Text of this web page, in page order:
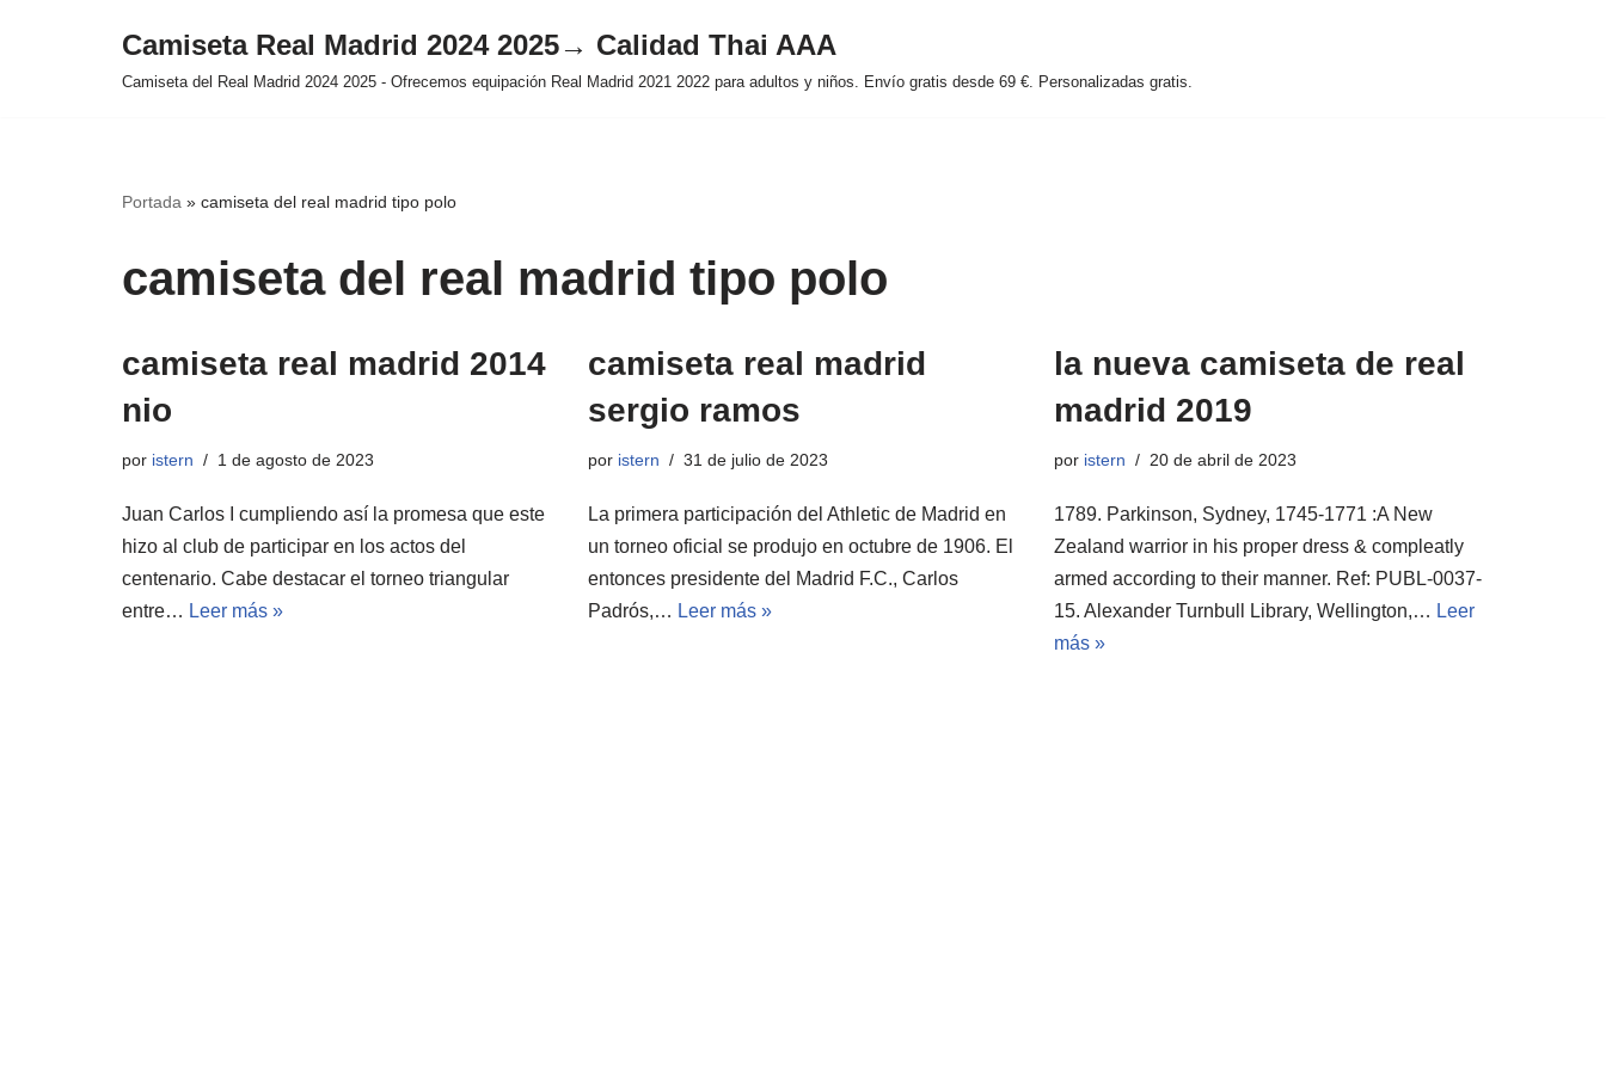
Camiseta Real Madrid 2024 2025→ Calidad Thai AAA
Camiseta del Real Madrid 2024 2025 - Ofrecemos equipación Real Madrid 2021 2022 para adultos y niños. Envío gratis desde 69 €. Personalizadas gratis.
Portada » camiseta del real madrid tipo polo
camiseta del real madrid tipo polo
camiseta real madrid 2014
nio
por istern 1 de agosto de 2023
Juan Carlos I cumpliendo así la promesa que este
hizo al club de participar en los actos del
centenario. Cabe destacar el torneo triangular
entre… Leer más »
camiseta real madrid
sergio ramos
por istern 31 de julio de 2023
La primera participación del Athletic de Madrid en
un torneo oficial se produjo en octubre de 1906. El
entonces presidente del Madrid F.C., Carlos
Padrós,… Leer más »
la nueva camiseta de real
madrid 2019
por istern 20 de abril de 2023
1789. Parkinson, Sydney, 1745-1771 :A New
Zealand warrior in his proper dress & compleatly
armed according to their manner. Ref: PUBL-0037-
15. Alexander Turnbull Library, Wellington,… Leer
más »